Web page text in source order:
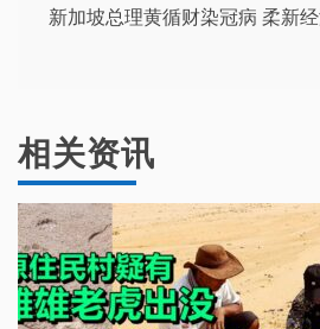
导新加坡总理黄循财染冠病 柔新
相关资讯